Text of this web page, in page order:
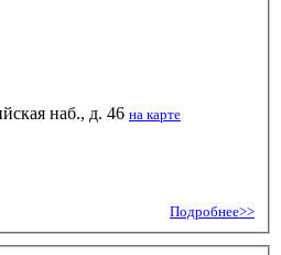
наб., д. 46 на карте
Подробнее>>